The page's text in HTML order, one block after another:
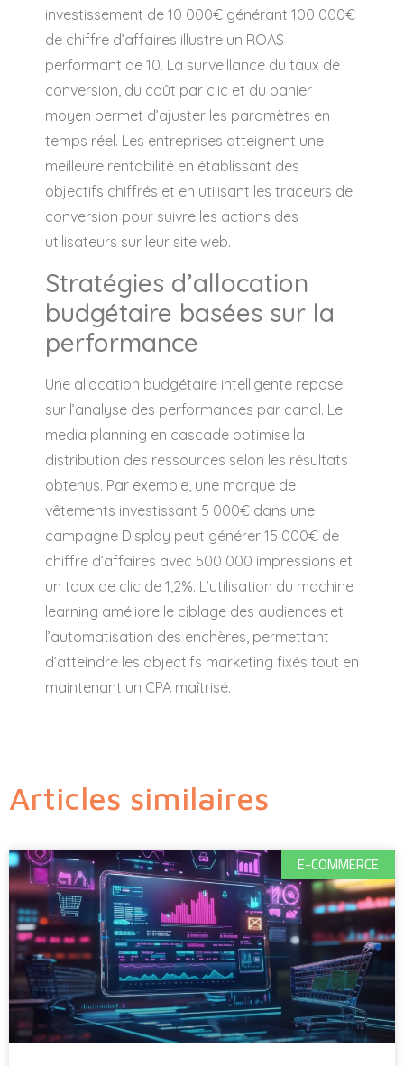
investissement de 10 000€ générant 100 000€
de chiffre d’affaires illustre un ROAS
performant de 10. La surveillance du taux de
conversion, du coût par clic et du panier
moyen permet d’ajuster les paramètres en
temps réel. Les entreprises atteignent une
meilleure rentabilité en établissant des
objectifs chiffrés et en utilisant les traceurs de
conversion pour suivre les actions des
utilisateurs sur leur site web.
Stratégies d’allocation
budgétaire basées sur la
performance
Une allocation budgétaire intelligente repose
sur l’analyse des performances par canal. Le
media planning en cascade optimise la
distribution des ressources selon les résultats
obtenus. Par exemple, une marque de
vêtements investissant 5 000€ dans une
campagne Display peut générer 15 000€ de
chiffre d’affaires avec 500 000 impressions et
un taux de clic de 1,2%. L’utilisation du machine
learning améliore le ciblage des audiences et
l’automatisation des enchères, permettant
d’atteindre les objectifs marketing fixés tout en
maintenant un CPA maîtrisé.
Articles similaires
E-COMMERCE